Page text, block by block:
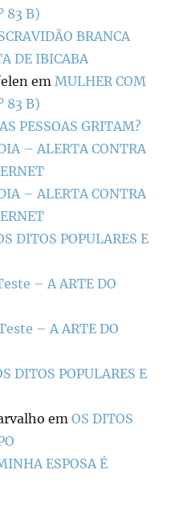
83 B)
BRANCA
DE IBICABA
em MULHER COM
83 B)
PESSOAS GRITAM?
– ALERTA CONTRA
– ALERTA CONTRA
DITOS POPULARES E
– A ARTE DO
– A ARTE DO
DITOS POPULARES E
emOS DITOS
ESPOSA É